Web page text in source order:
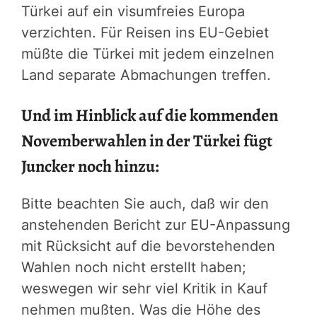
Türkei auf ein visumfreies Europa
verzichten. Für Reisen ins EU-Gebiet
müßte die Türkei mit jedem einzelnen
Land separate Abmachungen treffen.
Und im Hinblick auf die kommenden
Novemberwahlen in der Türkei fügt
Juncker noch hinzu:
Bitte beachten Sie auch, daß wir den
anstehenden Bericht zur EU-Anpassung
mit Rücksicht auf die bevorstehenden
Wahlen noch nicht erstellt haben;
weswegen wir sehr viel Kritik in Kauf
nehmen mußten. Was die Höhe des